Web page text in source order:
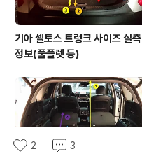
기아 셀토스 트렁크 사이즈 실측
정보(풀플렛 등)
2 3